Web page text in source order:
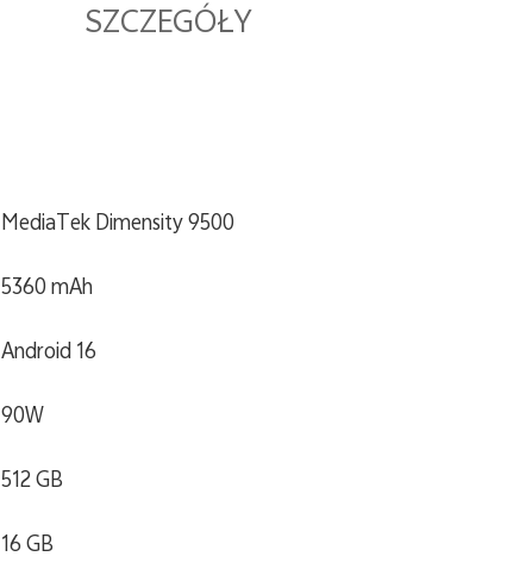
SZCZEGÓŁY
MediaTek Dimensity 9500
5360 mAh
Android 16
90W
512 GB
16 GB